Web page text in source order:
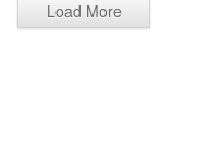
Load More